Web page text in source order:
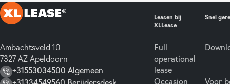
Ambachtsveld 10
7327 AZ Apeldoorn
+31553034500 Algemeen
Leasen bij
XLLease
Full
operational
lease
Snel